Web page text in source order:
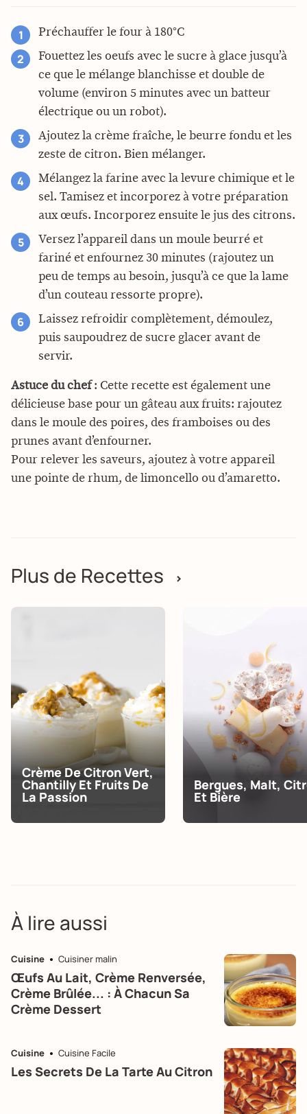
Préchauffer le four à 180°C
Fouettez les oeufs avec le sucre à glace jusqu’à
ce que le mélange blanchisse et double de
volume (environ 5 minutes avec un batteur
électrique ou un robot).
Ajoutez la crème fraîche, le beurre fondu et les
zeste de citron. Bien mélanger.
Mélangez la farine avec la levure chimique et le
sel. Tamisez et incorporez à votre préparation
aux œufs. Incorporez ensuite le jus des citrons.
Versez l’appareil dans un moule beurré et
fariné et enfournez 30 minutes (rajoutez un
peu de temps au besoin, jusqu’à ce que la lame
d’un couteau ressorte propre).
Laissez refroidir complètement, démoulez,
puis saupoudrez de sucre glacer avant de
servir.
Astuce du chef: Cette recette est également une
délicieuse base pour un gâteau aux fruits: rajoutez
dans le moule des poires, des framboises ou des
prunes avant d’enfourner.
Pour relever les saveurs, ajoutez à votre appareil
une pointe de rhum, de limoncello ou d’amaretto.
Plus de Recettes >
Crème De Citron Vert,
Chantilly Et Fruits De
La Passion
Bergues, Malt,
Et Bière
À lire aussi
Cuisine Cuisiner malin
Œufs Au Lait, Crème Renversée,
Crème Brûlée... : À Chacun Sa
Crème Dessert
Cuisine Cuisine Facile
Les Secrets De La Tarte Au Citron